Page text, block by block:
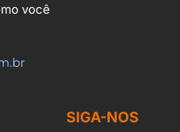
você
SIGA-NOS